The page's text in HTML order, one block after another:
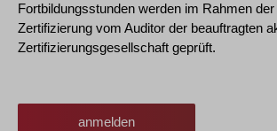
Fortbildungsstunden werden im Rahmen
Zertifizierung vom Auditor der beauftragten
Zertifizierungsgesellschaft geprüft.
anmelden